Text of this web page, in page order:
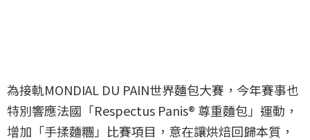
為接軌MONDIAL DU PAIN世界麵包大賽，今年賽事也
特別響應法國「Respectus Panis® 尊重麵包」運動，
增加「手揉麵糰」比賽項目，意在讓烘焙回歸本質，